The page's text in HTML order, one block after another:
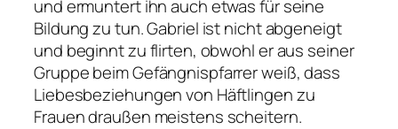
und ermuntert ihn auch etwas für seine
Bildung zu tun. Gabriel ist nicht abgeneigt
und beginnt zu flirten, obwohl er aus seiner
Gruppe beim Gefängnispfarrer weiß, dass
Liebesbeziehungen von Häftlingen zu
Frauen draußen meistens scheitern.